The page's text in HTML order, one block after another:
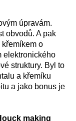
úpravám.
obvodů. A pak
o
elektronického
struktury. Byl to
a křemíku
a jako bonus je
making